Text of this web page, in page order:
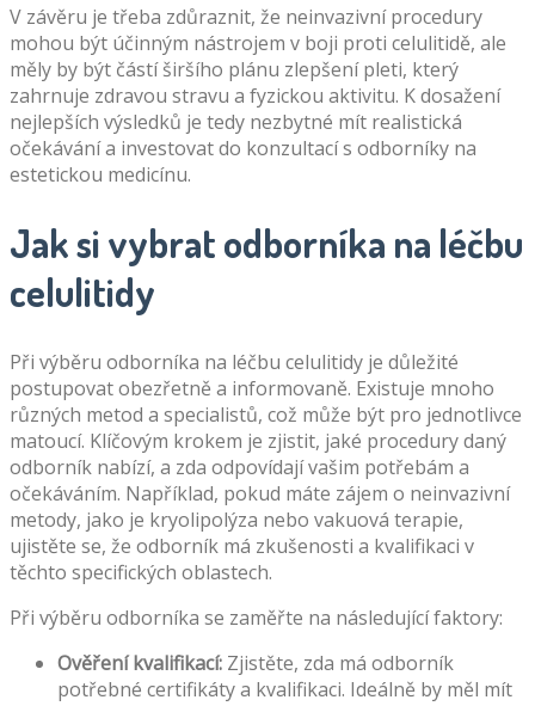
V závěru je třeba zdůraznit, že neinvazivní procedury
mohou být účinným nástrojem v boji proti celulitidě, ale
měly by být částí širšího plánu zlepšení pleti, který
zahrnuje zdravou stravu a fyzickou aktivitu. K dosažení
nejlepších výsledků je tedy nezbytné mít realistická
očekávání a investovat do konzultací s odborníky na
estetickou medicínu.
Jak si vybrat odborníka na léčbu
celulitidy
Při výběru odborníka na léčbu celulitidy je důležité
postupovat obezřetně a informovaně. Existuje mnoho
různých metod a specialistů, což může být pro jednotlivce
matoucí. Klíčovým krokem je zjistit, jaké procedury daný
odborník nabízí, a zda odpovídají vašim potřebám a
očekáváním. Například, pokud máte zájem o neinvazivní
metody, jako je kryolipolýza nebo vakuová terapie,
ujistěte se, že odborník má zkušenosti a kvalifikaci v
těchto specifických oblastech.
Při výběru odborníka se zaměřte na následující faktory:
Ověření kvalifikací: Zjistěte, zda má odborník
potřebné certifikáty a kvalifikaci. Ideálně by měl mít